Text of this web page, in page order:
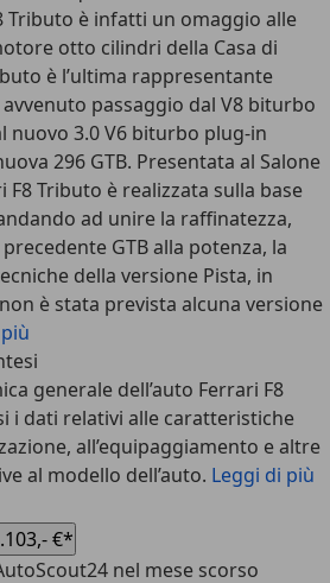
Tributo è infatti un omaggio alle
otto cilindri della Casa di
è l’ultima rappresentante
passaggio dal V8 biturbo
nuovo 3.0 V6 biturbo plug-in
296 GTB. Presentata al Salone
F8 Tributo è realizzata sulla base
ad unire la raffinatezza,
GTB alla potenza, la
della versione Pista, in
è stata prevista alcuna versione
generale dell’auto Ferrari F8
i dati relativi alle caratteristiche
all’equipaggiamento e altre
al modello dell’auto. Leggi di più
€*
nel mese scorso